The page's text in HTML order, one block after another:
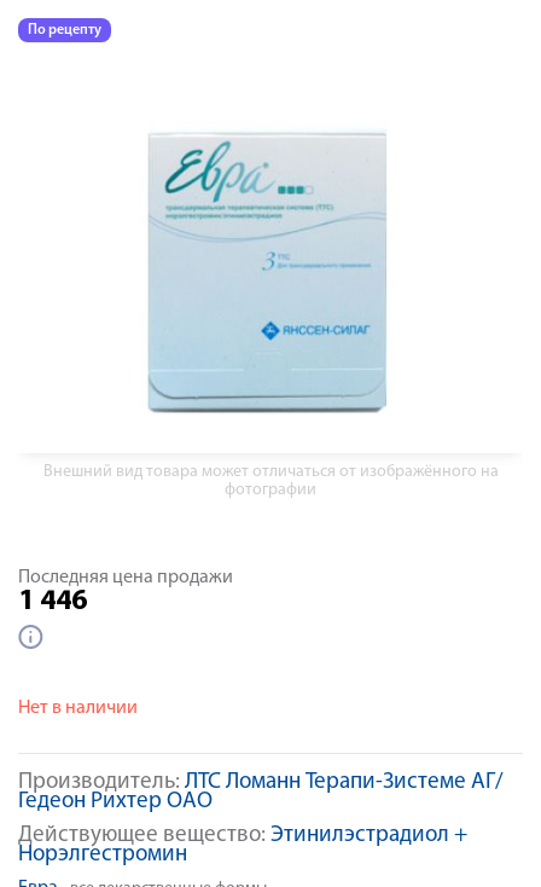
По рецепту
Внешний вид товара может отличаться от изображённого на
фотографии
Производитель: ЛТС Ломанн Терапи-Зистеме АГ/
Гедеон Рихтер ОАО
Действующее вещество: Этинилэстрадиол +
Норэлгестромин
Последняя цена продажи
1 446
Нет в наличии